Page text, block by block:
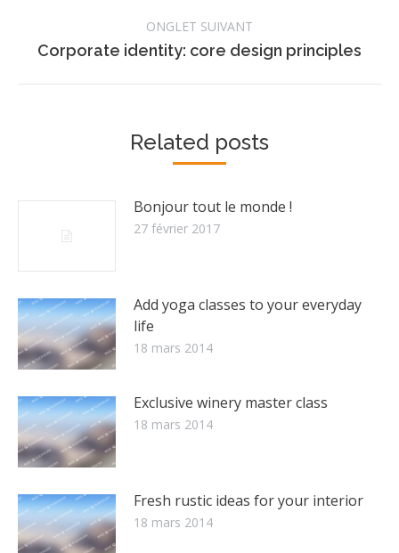
commentaire
ONGLET SUIVANT
Onglet
Corporate identity: core design principles
Related posts
Bonjour tout le monde !
27 février 2017
Add yoga classes to your everyday
life
18 mars 2014
Exclusive winery master class
18 mars 2014
Fresh rustic ideas for your interior
18 mars 2014